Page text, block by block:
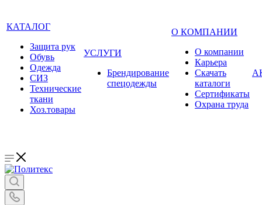
КАТАЛОГ
Защита рук
Обувь
Одежда
СИЗ
Технические
ткани
Хоз.товары
УСЛУГИ
Брендирование
спецодежды
О КОМПАНИИ
О компании
Карьера
Cкачать
каталоги
Сертификаты
Охрана труда